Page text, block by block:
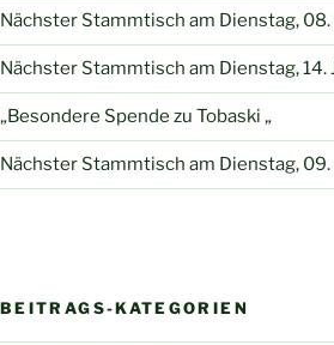
Nächster Stammtisch am Dienstag,
Nächster Stammtisch am Dienstag, 14.
„Besondere Spende zu Tobaski „
Nächster Stammtisch am Dienstag, 09.
BEITRAGS-KATEGORIEN